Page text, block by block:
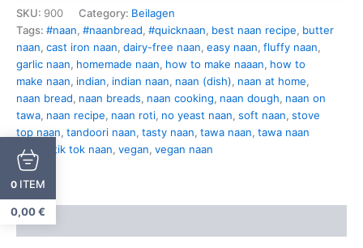
SKU: 900 Category: Beilagen
Tags: #naan, #naanbread, #quicknaan, best naan recipe, butter
naan, cast iron naan, dairy-free naan, easy naan, fluffy naan,
garlic naan, homemade naan, how to make naaan, how to
make naan, indian, indian naan, naan (dish), naan at home,
naan bread, naan breads, naan cooking, naan dough, naan on
tawa, naan recipe, naan roti, no yeast naan, soft naan, stove
top naan, tandoori naan, tasty naan, tawa naan, tawa naan
recipe
tik tok naan, vegan, vegan naan
Description
0 ITEM
0,00€